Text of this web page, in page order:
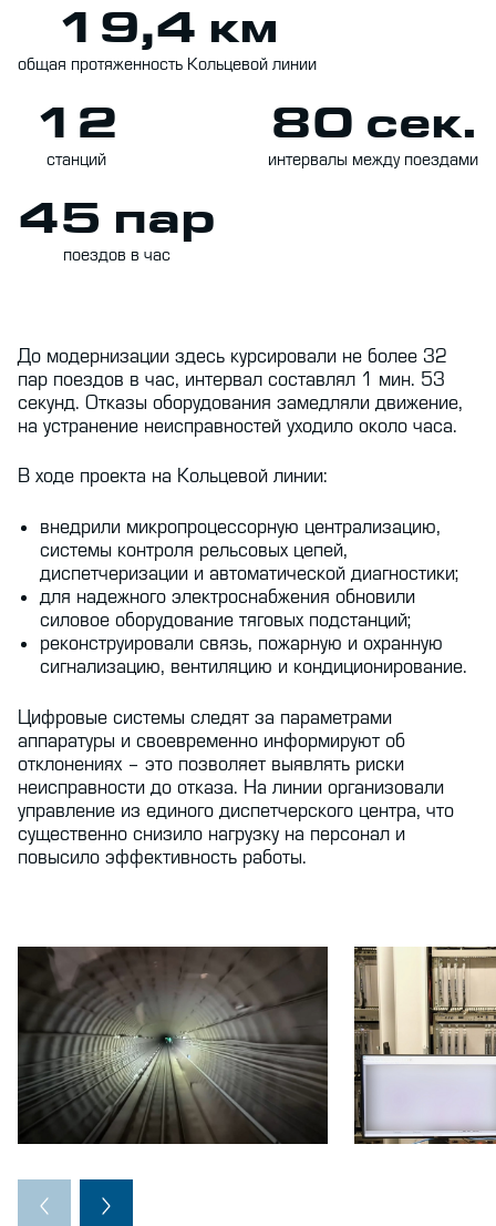
19,4 км
общая протяженность Кольцевой линии
12
станций
80 сек.
интервалы между поездами
45 пар
поездов в час
До модернизации здесь курсировали не более 32
пар поездов в час, интервал составлял 1 мин. 53
секунд. Отказы оборудования замедляли движение,
на устранение неисправностей уходило около часа.
В ходе проекта на Кольцевой линии:
внедрили микропроцессорную централизацию,
системы контроля рельсовых цепей,
диспетчеризации и автоматической диагностики;
для надежного электроснабжения обновили
силовое оборудование тяговых подстанций;
реконструировали связь, пожарную и охранную
сигнализацию, вентиляцию и кондиционирование.
Цифровые системы следят за параметрами
аппаратуры и своевременно информируют об
отклонениях – это позволяет выявлять риски
неисправности до отказа. На линии организовали
управление из единого диспетчерского центра, что
существенно снизило нагрузку на персонал и
повысило эффективность работы.